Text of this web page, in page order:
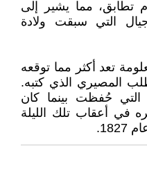
تطابق، مما يشير إلى
التي سبقت ولادة
تعد أكثر مما توقعه
المصيري الذي كتبه.
التي حُفظت بينما كان
في أعقاب تلك الليلة